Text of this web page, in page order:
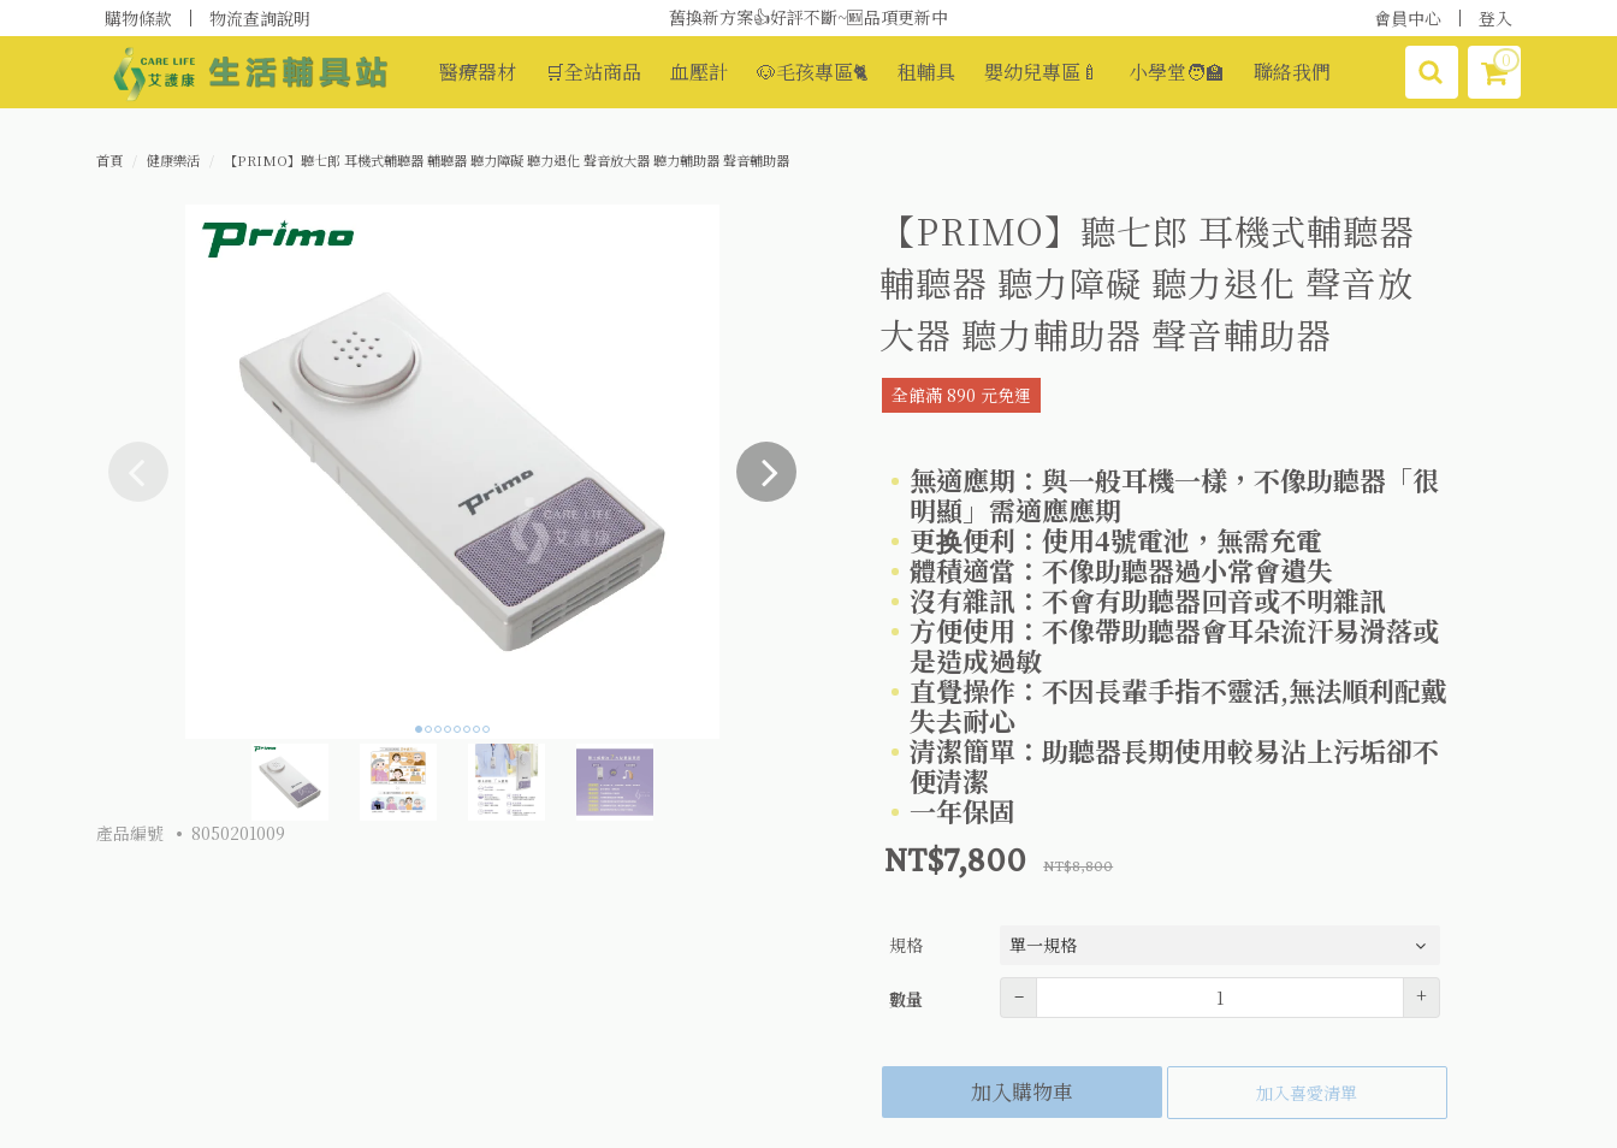
購物條款 物流查詢說明
媽媽社團推薦❗歐姆龍NE-U100噴霧器❗躺著噴也👌
😆備餐原來可以這麼輕鬆🎌KEWPIE介護食🍱營養均衡
會員中心 登入
醫療器材 🛒全站商品 血壓計 🐶毛孩專區🐈 租輔具 嬰幼兒專區🍼 小學堂🧑‍🏫 聯絡我們 0
首頁 健康樂活 【PRIMO】聽七郎 耳機式輔聽器 輔聽器 聽力障礙 聽力退化 聲音放大器 聽力輔助器 聲音輔助器
產品編號 8050201009
【PRIMO】聽七郎 耳機式輔聽器
輔聽器 聽力障礙 聽力退化 聲音放
大器 聽力輔助器 聲音輔助器
全館滿 890 元免運
無適應期：與一般耳機一樣，不像助聽器「很
明顯」需適應應期
更换便利：使用4號電池，無需充電
體積適當：不像助聽器過小常會遺失
沒有雜訊：不會有助聽器回音或不明雜訊
方便使用：不像帶助聽器會耳朵流汗易滑落或
是造成過敏
直覺操作：不因長輩手指不靈活,無法順利配戴
失去耐心
清潔簡單：助聽器長期使用較易沾上污垢卻不
便清潔
一年保固
NT$7,800 NT$8,800
規格
數量 – +
加入購物車 加入喜愛清單